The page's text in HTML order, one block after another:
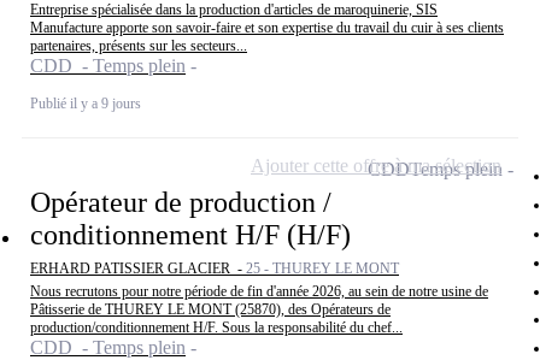
Entreprise spécialisée dans la production d'articles de maroquinerie, SIS
Manufacture apporte son savoir-faire et son expertise du travail du cuir à ses clients
partenaires, présents sur les secteurs...
CDD - Temps plein
Publié il y a 9 jours
Opérateur de production /
conditionnement H/F (H/F)
ERHARD PATISSIER GLACIER - 25 - THUREY LE MONT
Nous recrutons pour notre période de fin d'année 2026, au sein de notre usine de
Pâtisserie de THUREY LE MONT (25870), des Opérateurs de
production/conditionnement H/F. Sous la responsabilité du chef...
CDD - Temps plein
CDDTemps plein
Ajouter cette offre à ma sélection